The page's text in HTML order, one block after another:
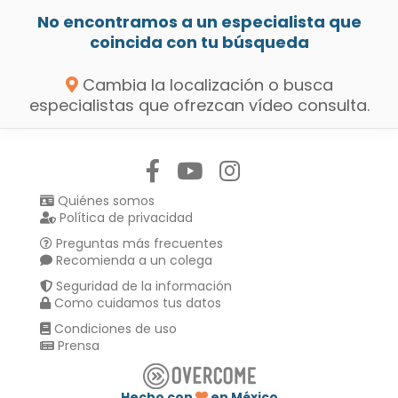
No encontramos a un especialista que
coincida con tu búsqueda
Cambia la localización o busca
especialistas que ofrezcan vídeo consulta.
Quiénes somos
Política de privacidad
Preguntas más frecuentes
Recomienda a un colega
Seguridad de la información
Como cuidamos tus datos
Condiciones de uso
Prensa